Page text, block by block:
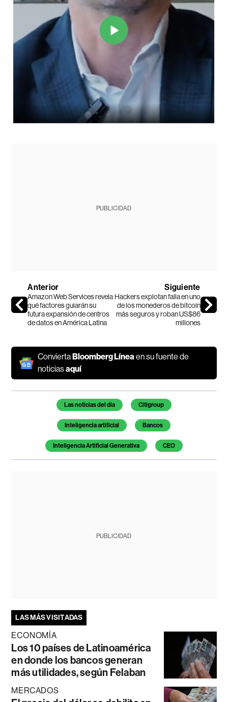
PUBLICIDAD
Anterior
Amazon Web Services revela
qué factores guiarán su
futura expansión de centros
de datos en América Latina
Siguiente
Hackers explotan falla en uno
de los monederos de bitcoin
más seguros y roban US$86
millones
Convierta Bloomberg Líneaen su fuente de
noticiasaquí
Temas de este artículo
Las noticias del día Citigroup
Inteligencia artificial Bancos
Inteligencia Artificial Generativa CEO
PUBLICIDAD
LAS MÁS VISITADAS
ECONOMÍA
Los 10 países de Latinoamérica
en donde los bancos generan
más utilidades, según Felaban
MERCADOS